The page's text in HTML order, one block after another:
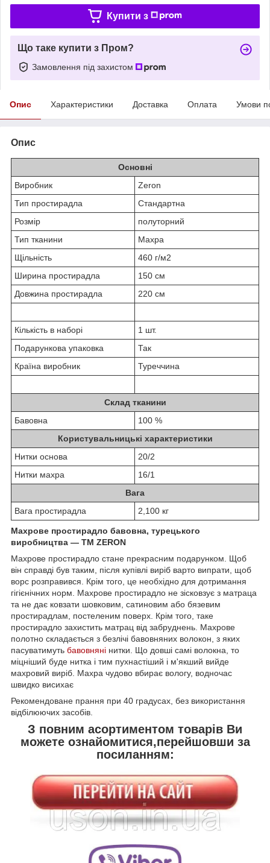
Купити з
Що таке купити з Пром?
Замовлення під захистом
Опис Характеристики Доставка Оплата Умови
Опис
Основні
Виробник
Zeron
Тип простирадла
Стандартна
Розмір
полуторний
Тип тканини
Махра
Щільність
460 г/м2
Ширина простирадла
150 см
Довжина простирадла
220 см
Кількість в наборі
1 шт.
Подарункова упаковка
Так
Країна виробник
Туреччина
Склад тканини
Бавовна
100 %
Користувальницькі характеристики
Нитки основа
20/2
Нитки махра
16/1
Вага
Вага простирадла
2,100 кг
Махрове простирадло бавовна, турецького
виробництва — TM ZERON
Махрове простирадло стане прекрасним подарунком. Щоб
він справді був таким, після купівлі виріб варто випрати, щоб
ворс розправився. Крім того, це необхідно для дотримання
гігієнічних норм. Махрове простирадло не зісковзує з матраца
та не дає ковзати шовковим, сатиновим або бязевим
простирадлам, постеленим поверх. Крім того, таке
простирадло захистить матрац від забруднень. Махрове
полотно складається з безлічі бавовняних волокон, з яких
пасуватимуть бавовняні нитки. Що довші самі волокна, то
міцніший буде нитка і тим пухнастіший і м'якший вийде
махровий виріб. Махра чудово вбирає вологу, водночас
швидко висихає
Рекомендоване прання при 40 градусах, без використання
відбілюючих засобів.
З повним асортиментом товарів Ви
можете ознайомитися,перейшовши за
посиланням: